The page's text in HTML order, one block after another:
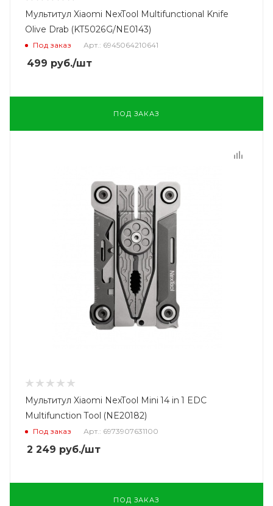
Мультитул Xiaomi NexTool Multifunctional Knife
Olive Drab (KT5026G/NE0143)
Под заказ Арт.: 6945064210641
499 руб./шт
ПОД ЗАКАЗ
Мультитул Xiaomi NexTool Mini 14 in 1 EDC
Multifunction Tool (NE20182)
Под заказ Арт.: 6973907631100
2 249 руб./шт
ПОД ЗАКАЗ